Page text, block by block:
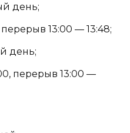
день;
13:00 — 13:48;
день;
перерыв 13:00 —